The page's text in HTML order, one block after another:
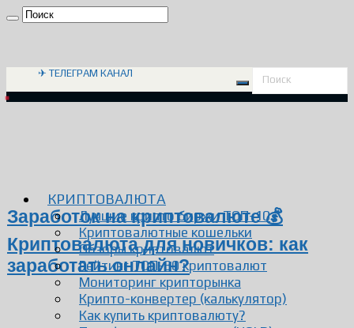
✈ ТЕЛЕГРАМ КАНАЛ
Заработок на криптовалюте 💰
Криптовалюта для новичков: как
заработать онлайн?
КРИПТОВАЛЮТА
Лучшие крипто биржи ТОП-10
Криптовалютные кошельки
Обзоры криптовалют
Рейтинг ТОП-30 криптовалют
Мониторинг крипторынка
Крипто-конвертер (калькулятор)
Как купить криптовалюту?